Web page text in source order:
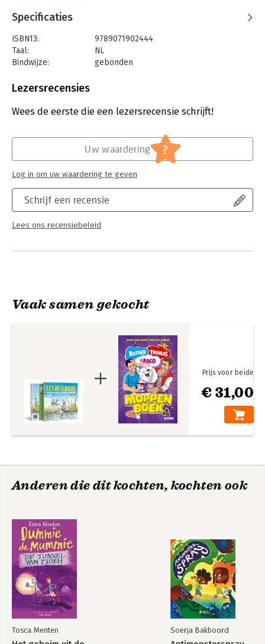
Hij vraagt ook steeds zijn nieuwe buurjongen Rohan mee, maar
tot zijn teleurstelling gaat hij nooit mee. De drie jongens doen
soms gevaarlijke dingen bij het water en dagen Milan uit om
mee te doen. Milan twijfelt en vindt het onverstandig, maar hij
wil bij de vriendengroep horen. Daarom doet hij toch mee,
wil Milan gaan om erbij te horen?
Specificaties
ISBN13:
9789071902444
Taal:
NL
Bindwijze:
gebonden
Uitgever:
Verschijningsdatum:
10-4-2026
Lezersrecensies
Wees de eerste die een lezersrecensie schrijft!
Schrijf een recensie
Lees ons recensiebeleid
Uw waardering ?
Log in om uw waardering te geven
Vaak samen gekocht
€ 31,00
Prijs voor beide
Anderen die dit kochten, kochten ook
Tosca Menten Soerja Bakboord